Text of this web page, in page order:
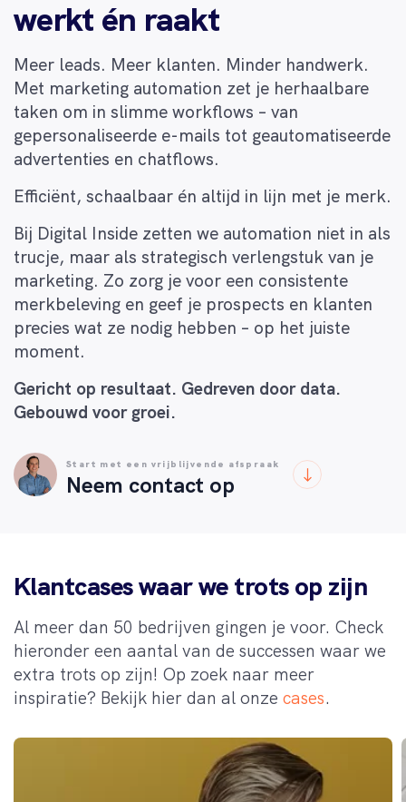
werkt én raakt
Meer leads. Meer klanten. Minder handwerk.
Met marketing automation zet je herhaalbare
taken om in slimme workflows – van
gepersonaliseerde e-mails tot geautomatiseerde
advertenties en chatflows.
Efficiënt, schaalbaar én altijd in lijn met je merk.
Bij Digital Inside zetten we automation niet in als
trucje, maar als strategisch verlengstuk van je
marketing. Zo zorg je voor een consistente
merkbeleving en geef je prospects en klanten
precies wat ze nodig hebben – op het juiste
moment.
Gericht op resultaat. Gedreven door data.
Gebouwd voor groei.
Start met een vrijblijvende afspraak
Neem contact op
Klantcases waar we trots op zijn
Al meer dan 50 bedrijven gingen je voor. Check
hieronder een aantal van de successen waar we
extra trots op zijn! Op zoek naar meer
inspiratie? Bekijk hier dan al onze cases.